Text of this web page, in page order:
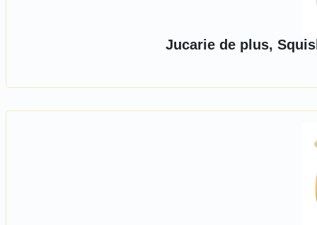
Jucarie de plus,